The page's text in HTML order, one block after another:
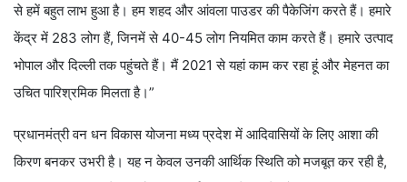
से हमें बहुत लाभ हुआ है। हम शहद और आंवला पाउडर की पैकेजिंग करते हैं। हमारे
केंद्र में 283 लोग हैं, जिनमें से 40-45 लोग नियमित काम करते हैं। हमारे उत्पाद
भोपाल और दिल्ली तक पहुंचते हैं। मैं 2021 से यहां काम कर रहा हूं और मेहनत का
उचित पारिश्रमिक मिलता है।”
प्रधानमंत्री वन धन विकास योजना मध्य प्रदेश में आदिवासियों के लिए आशा की
किरण बनकर उभरी है। यह न केवल उनकी आर्थिक स्थिति को मजबूत कर रही है,